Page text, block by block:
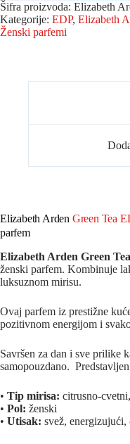
Šifra proizvoda: Elizabeth
Kategorije: EDP, Elizabeth
Ženski parfemi
Elizabeth Arden Green Tea
parfem
Elizabeth Arden Green
ženski parfem. Kombinuje
luksuznom mirisu.
Ovaj parfem iz prestižne
pozitivnom energijom i
Savršen za dan i sve prilike
samopouzdano.
• Tip mirisa: citrusno-
• Pol: ženski
• Utisak: svež, energizujući,